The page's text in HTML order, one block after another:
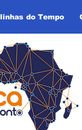
do Tempo